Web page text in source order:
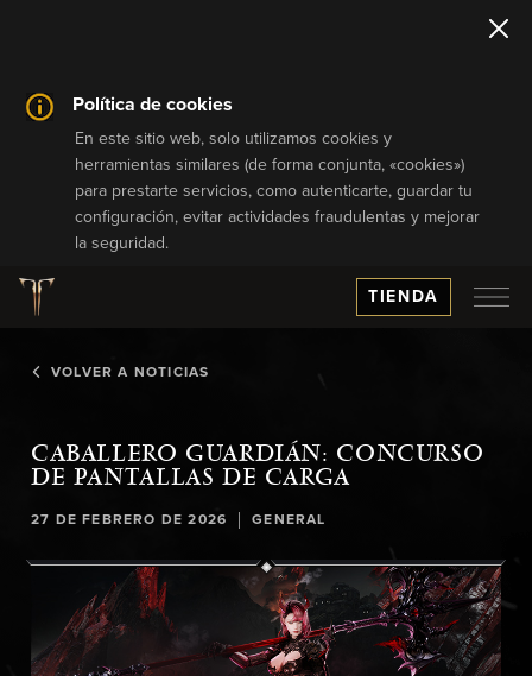
Política de cookies
En este sitio web, solo utilizamos cookies y
herramientas similares (de forma conjunta, «cookies»)
para prestarte servicios, como autenticarte, guardar tu
configuración, evitar actividades fraudulentas y mejorar
la seguridad.
TIENDA
VOLVER A NOTICIAS
CABALLERO GUARDIÁN: CONCURSO
DE PANTALLAS DE CARGA
27 DE FEBRERO DE 2026 | GENERAL